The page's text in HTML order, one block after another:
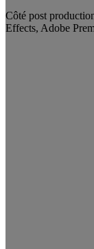
Côté post
Effects, Adobe